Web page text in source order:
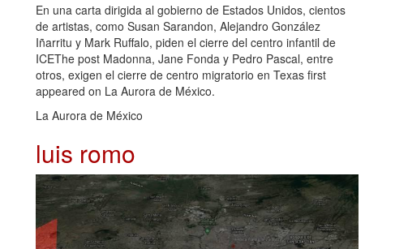
En una carta dirigida al gobierno de Estados Unidos, cientos
de artistas, como Susan Sarandon, Alejandro González
Iñarritu y Mark Ruffalo, piden el cierre del centro infantil de
ICEThe post Madonna, Jane Fonda y Pedro Pascal, entre
otros, exigen el cierre de centro migratorio en Texas first
appeared on La Aurora de México.
La Aurora de México
luis romo